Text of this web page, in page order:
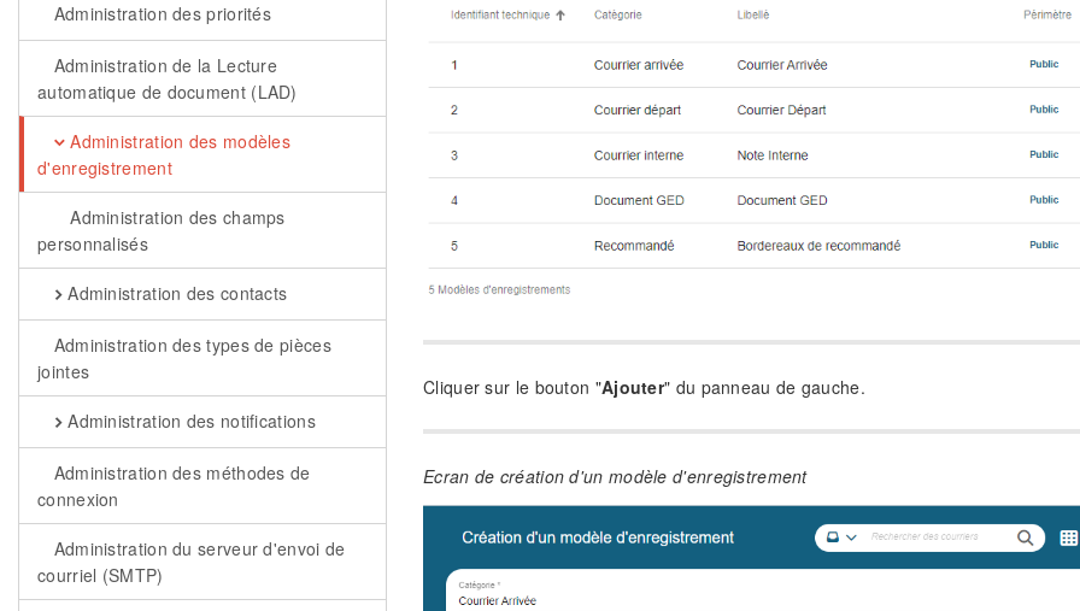
Administration des priorités
Administration de la Lecture
automatique de document (LAD)
Administration des modèles
d'enregistrement
Administration des champs
personnalisés
Administration des contacts
Administration des types de pièces
jointes
Administration des notifications
Administration des méthodes de
connexion
Administration du serveur d'envoi de
courriel (SMTP)
Cliquer sur le bouton "Ajouter" du panneau de gauche.
Ecran de création d'un modèle d'enregistrement